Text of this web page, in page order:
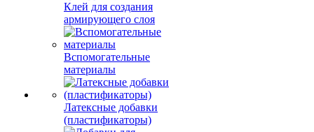
Клей для создания
армирующего слоя
Вспомогательные
материалы
Латексные добавки
(пластификаторы)